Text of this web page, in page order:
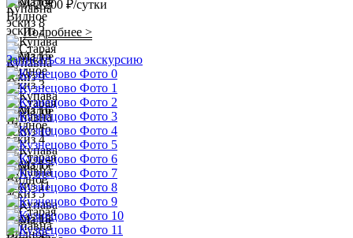
от2 200 ₽/сутки
Подробнее >
Записаться на экскурсию